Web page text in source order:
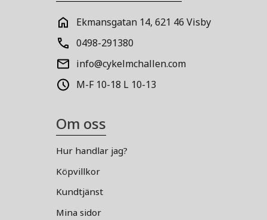
Ekmansgatan 14, 621 46 Visby
0498-291380
info@cykelmchallen.com
M-F 10-18 L 10-13
Om oss
Hur handlar jag?
Köpvillkor
Kundtjänst
Mina sidor